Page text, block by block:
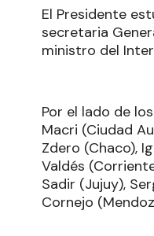
El Presidente
secretaria
ministro del
Por el lado de
Macri (Ciudad
Zdero (Chaco),
Valdés
Sadir (Jujuy),
Cornejo